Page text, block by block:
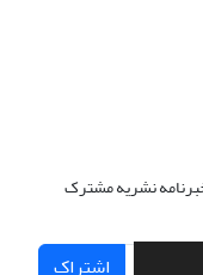
نشریه مشترک
اشتراک